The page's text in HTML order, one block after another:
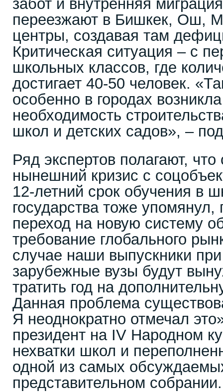
забот и внутренняя
переезжают в Бишкек, Ош,
центры, создавая там
Критическая ситуация – с
школьных классов, где
достигает 40-50 человек.
особенно в городах
необходимость
школ и детских садов», –
Ряд экспертов полагают,
нынешний кризис с
12-летний срок обучения в
государства тоже упомянул,
переход на новую систему
требование глобального
случае наши выпускники
зарубежные вузы будут
тратить год на
Данная проблема
Я неоднократно отмечал
президент на IV Народном
нехватки школ и
одной из самых
представительном собрании.